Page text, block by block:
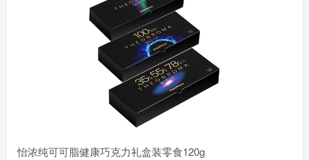
怡浓纯可可脂健康巧克力礼盒装零食120g